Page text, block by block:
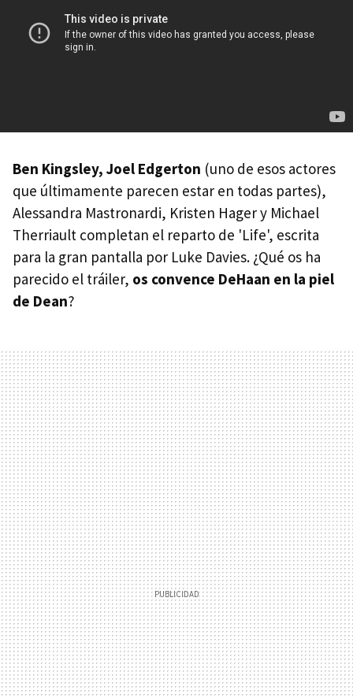
Ben Kingsley, Joel Edgerton (uno de esos actores
que últimamente parecen estar en todas partes),
Alessandra Mastronardi, Kristen Hager y Michael
Therriault completan el reparto de 'Life', escrita
para la gran pantalla por Luke Davies. ¿Qué os ha
parecido el tráiler, os convence DeHaan en la piel
de Dean?